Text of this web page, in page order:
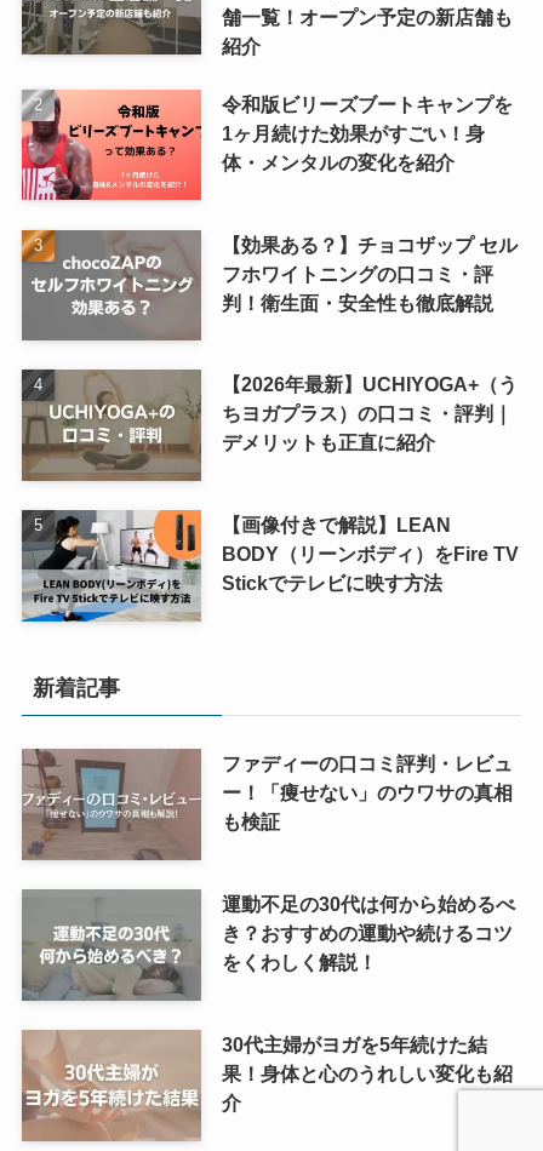
舗一覧！オープン予定の新店舗も
紹介
令和版ビリーズブートキャンプを
1ヶ月続けた効果がすごい！身
体・メンタルの変化を紹介
【効果ある？】チョコザップ セル
フホワイトニングの口コミ・評
判！衛生面・安全性も徹底解説
【2026年最新】UCHIYOGA+（う
ちヨガプラス）の口コミ・評判｜
デメリットも正直に紹介
【画像付きで解説】LEAN
BODY（リーンボディ）をFire TV
Stickでテレビに映す方法
新着記事
ファディーの口コミ評判・レビュ
ー！「痩せない」のウワサの真相
も検証
運動不足の30代は何から始めるべ
き？おすすめの運動や続けるコツ
をくわしく解説！
30代主婦がヨガを5年続けた結
果！身体と心のうれしい変化も紹
介